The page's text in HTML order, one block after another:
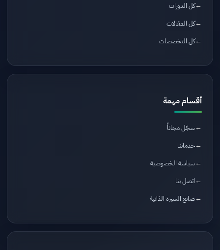
كل الدورات
كل المقالات
كل التخصصات
أقسام مهمة
سجّل مجاناً
خدماتنا
سياسة الخصوصية
اتصل بنا
صانع السيرة الذاتية